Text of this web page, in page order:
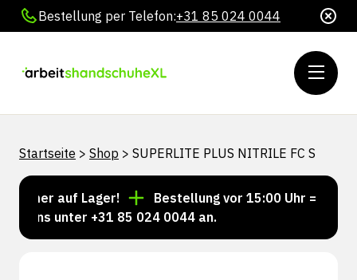
Bestellung per Telefon:+31 85 024 0044
Startseite > Shop > SUPERLITE PLUS NITRILE FC S
auf Lager!
Bestellung vor 15:00 Uhr =
uns unter +31 85 024 0044 an.